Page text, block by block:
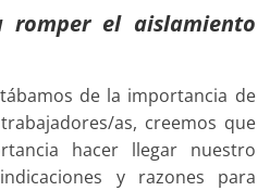
romper el aislamiento
de la importancia de
as, creemos que
hacer llegar nuestro
y razones para